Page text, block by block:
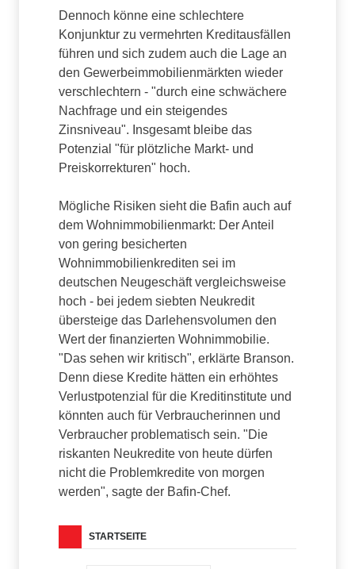
Dennoch könne eine schlechtere
Konjunktur zu vermehrten Kreditausfällen
führen und sich zudem auch die Lage an
den Gewerbeimmobilienmärkten wieder
verschlechtern - "durch eine schwächere
Nachfrage und ein steigendes
Zinsniveau". Insgesamt bleibe das
Potenzial "für plötzliche Markt- und
Preiskorrekturen" hoch.
Mögliche Risiken sieht die Bafin auch auf
dem Wohnimmobilienmarkt: Der Anteil
von gering besicherten
Wohnimmobilienkrediten sei im
deutschen Neugeschäft vergleichsweise
hoch - bei jedem siebten Neukredit
übersteige das Darlehensvolumen den
Wert der finanzierten Wohnimmobilie.
"Das sehen wir kritisch", erklärte Branson.
Denn diese Kredite hätten ein erhöhtes
Verlustpotenzial für die Kreditinstitute und
könnten auch für Verbraucherinnen und
Verbraucher problematisch sein. "Die
riskanten Neukredite von heute dürfen
nicht die Problemkredite von morgen
werden", sagte der Bafin-Chef.
STARTSEITE